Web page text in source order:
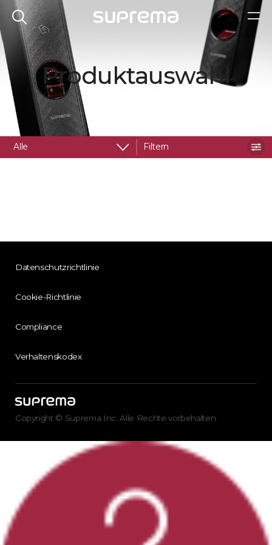
Produktauswahl
Alle Filtern
Datenschutzrichtlinie
Cookie-Richtlinie
Compliance
Verhaltenskodex
Copyright © Suprema Inc. Alle Rechte vorbehalten.